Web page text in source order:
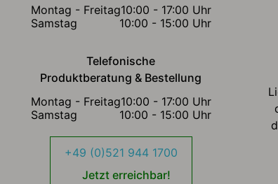
Montag - Freitag10:00 - 17:00 Uhr
Samstag
10:00 - 15:00 Uhr
Telefonische
Produktberatung & Bestellung
Montag - Freitag10:00 - 17:00 Uhr
Samstag
10:00 - 15:00 Uhr
+49 (0)521 944 1700
Jetzt erreichbar!